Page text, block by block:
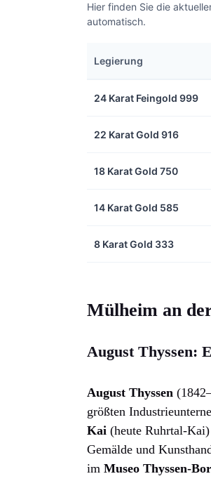
Hier finden Sie die
automatisch.
Legierung
24 Karat Feingold 999
22 Karat Gold 916
18 Karat Gold 750
14 Karat Gold 585
8 Karat Gold 333
Mülheim an
August Thyssen:
August Thyssen
größten
Kai (heute Ruhrtal-
Gemälde und
im Museo Thyssen-